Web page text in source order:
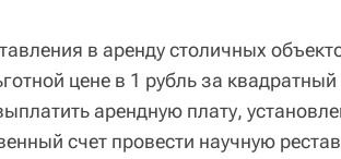
в аренду столичных
цене в 1 рубль за
арендную плату,
счет провести научную